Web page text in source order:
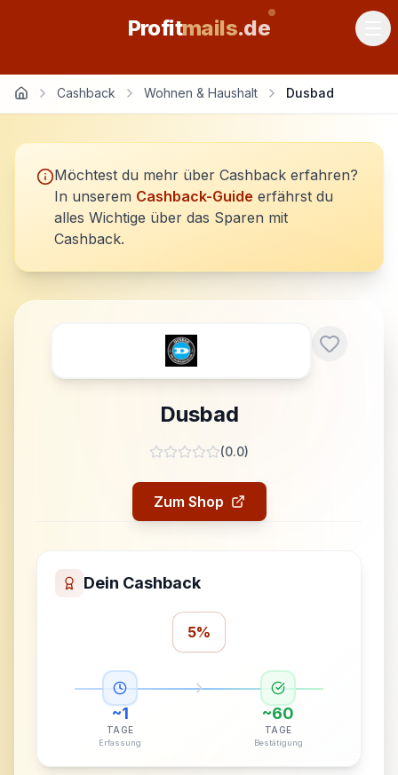
Profitmails.de
Cashback Wohnen & Haushalt Dusbad
Möchtest du mehr über Cashback erfahren?
In unserem Cashback-Guide erfährst du
alles Wichtige über das Sparen mit
Cashback.
Dusbad
(0.0)
Zum Shop
Dein Cashback
5%
~1
TAGE
Erfassung
~60
TAGE
Bestätigung